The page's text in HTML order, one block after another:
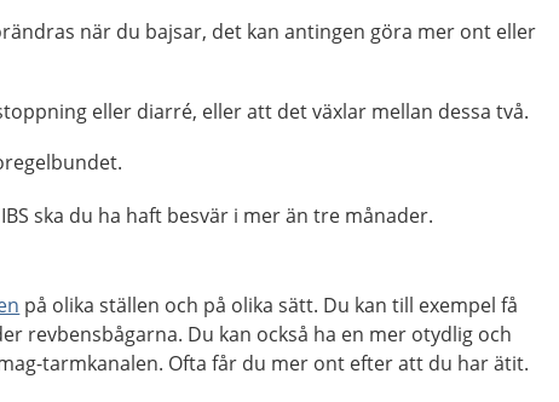
när du bajsar, det kan antingen göra mer ont eller
eller diarré, eller att det växlar mellan dessa två.
ska du ha haft besvär i mer än tre månader.
på olika ställen och på olika sätt. Du kan till exempel få
revbensbågarna. Du kan också ha en mer otydlig och
tarmkanalen. Ofta får du mer ont efter att du har ätit.